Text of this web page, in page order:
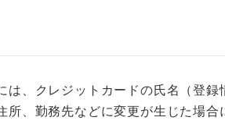
は、クレジットカードの氏名（登録
所、勤務先などに変更が生じた場合